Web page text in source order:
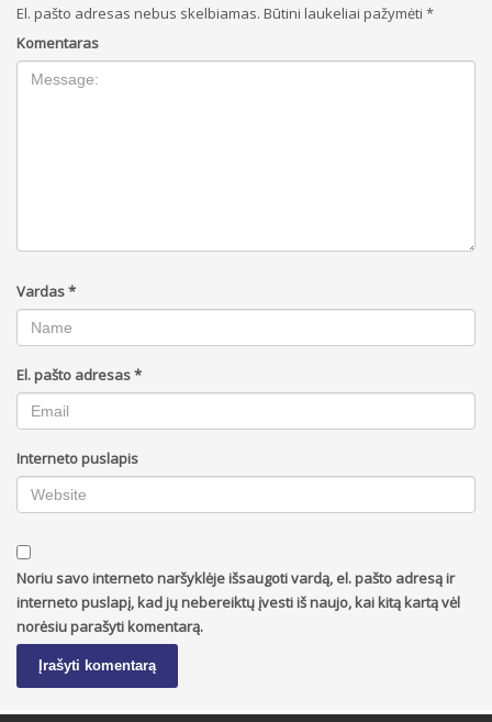
El. pašto adresas nebus skelbiamas. Būtini laukeliai pažymėti *
Komentaras
Vardas*
El. pašto adresas*
Interneto puslapis
Noriu savo interneto naršyklėje išsaugoti vardą, el. pašto adresą ir
interneto puslapį, kad jų nebereiktų įvesti iš naujo, kai kitą kartą vėl
norėsiu parašyti komentarą.